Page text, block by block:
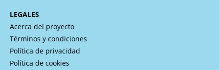
LEGALES
Acerca del proyecto
Términos y condiciones
Política de privacidad
Política de cookies